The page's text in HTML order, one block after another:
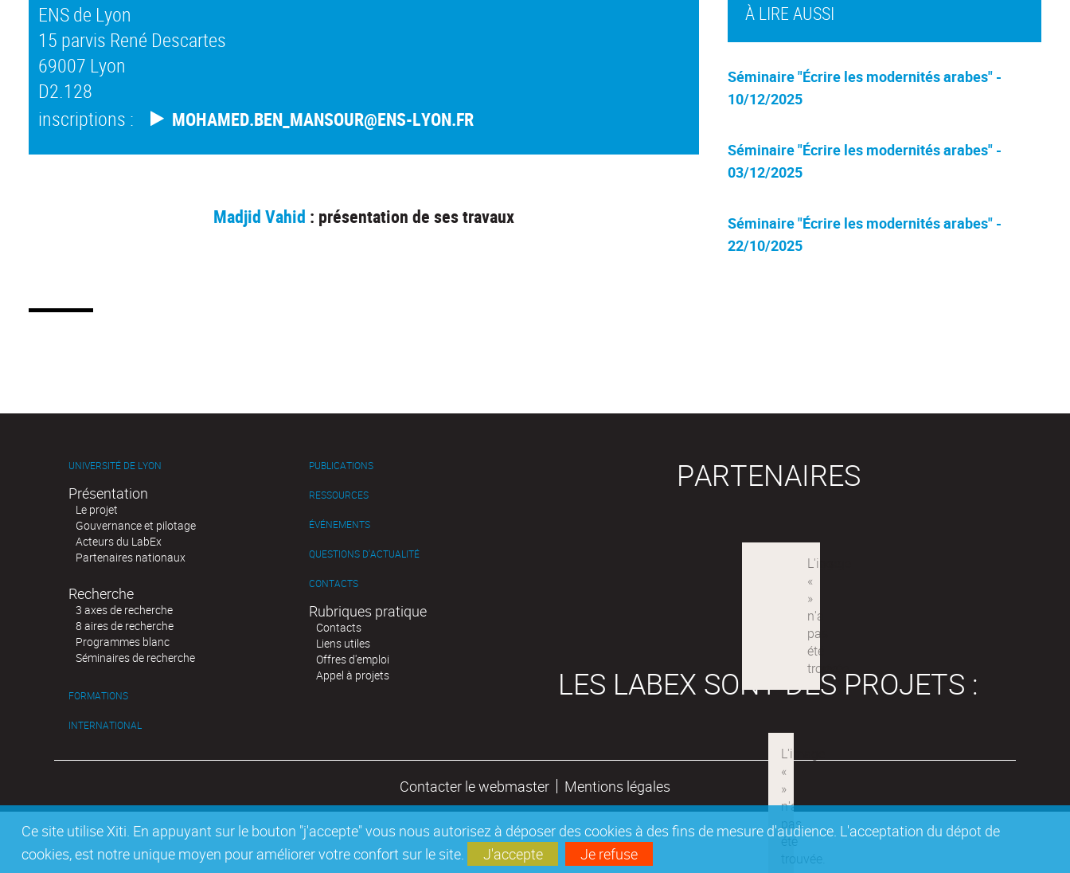
Ce site utilise Xiti. En appuyant sur le bouton "j'accepte" vous nous autorisez à déposer des cookies à des fins de mesure d'audience. L'acceptation du dépot de
cookies, est notre unique moyen pour améliorer votre confort sur le site.
J'accepte Je refuse
ENS de Lyon
15 parvis René Descartes
69007 Lyon
D2.128
inscriptions :
MOHAMED.BEN_MANSOUR@ENS-LYON.FR
Madjid Vahid : présentation de ses travaux
À LIRE AUSSI
Séminaire "Écrire les modernités arabes" -
10/12/2025
Séminaire "Écrire les modernités arabes" -
03/12/2025
Séminaire "Écrire les modernités arabes" -
22/10/2025
UNIVERSITÉ DE LYON
Présentation
Le projet
Gouvernance et pilotage
Acteurs du LabEx
Partenaires nationaux
Recherche
3 axes de recherche
8 aires de recherche
Programmes blanc
Séminaires de recherche
FORMATIONS
INTERNATIONAL
PUBLICATIONS
RESSOURCES
ÉVÉNEMENTS
QUESTIONS D'ACTUALITÉ
CONTACTS
Rubriques pratique
Contacts
Liens utiles
Offres d'emploi
Appel à projets
PARTENAIRES
LES LABEX SONT DES PROJETS :
Contacter le webmaster Mentions légales